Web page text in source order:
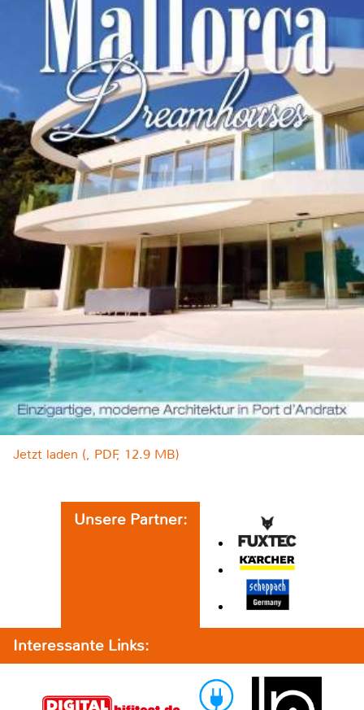
Jetzt laden (, PDF, 12.9 MB)
Unsere Partner:
Interessante Links: